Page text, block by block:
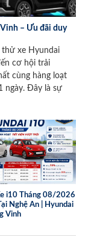
– Ưu đãi duy
xe Hyundai
cơ hội trải
cùng hàng loạt
ngày. Đây là sự
i10 Tháng 08/2026
Nghệ An | Hyundai
Vinh